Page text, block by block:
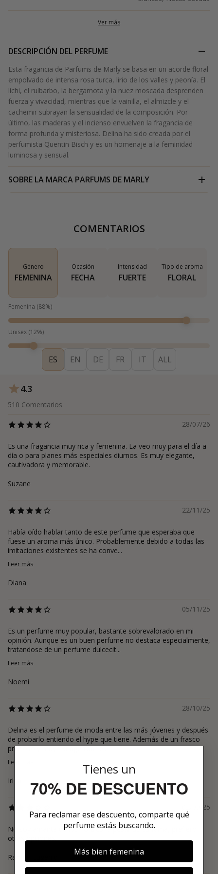
Ver más
DESCRIPCIÓN DEL PERFUME
Esta fragancia de Parfums de Marly se basa en un acorde floral
empolvado de intensa rosa turca, lirio de los valles y peonía. El
lichi, el ruibarbo, la bergamota y la nuez moscada desprenden
fuerza y vivacidad, mientras que la vainilla, el almizcle y el
cachemir subrayan la sensualidad de la composición. Por
último, las maderas y el incienso envuelven la fragancia de
forma profunda y misteriosa. Delina ha sido creada por el
perfumista Quentin Bisch y es un homenaje a la feminidad
luminosa y sensual.
SOBRE LA MARCA PARFUMS DE MARLY
COMENTARIOS
Género
FEMENINA
Ocasión
FECHA
Intensidad
FUERTE
Tipo de aroma
FLORAL
Femenina (88%)
Unisex (12%)
ES EN DE FR IT ALL
4.3
510 Comentarios
28/07/26
Es una fragancia muy rica y femenina. La veo muy para el día a
día o para planes más especiales diurnos. Es muy elegante,
cautivadora y memorable.
Suzane
22/11/25
Había oído hablar tanto de este perfume que esperaba que
fuese un aroma más único. Probablemente debido a todas las
imitaciones existentes se ha conve...
Leer más
Diana
05/11/25
Es un perfume muy popular, bastante sobrevalorado en mi
opinión. Aunque es un buen perfume no destaca especialmente,
tratandose de un perfume dulcecit...
Leer más
Noemi
28/10/25
Delina es el perfume de moda entre las más jóvenes y después
de probarlo entiendo el hype que tiene. Además de un frasco
precioso y muy "Bridgerton" e...
Leer más
Irina
02/09/25
No soy amante de los florales, a pesar de su fama, prefiero
otras opciones.
Ramon Eugenio
Tienes un
70% DE DESCUENTO
Para reclamar ese descuento, comparte qué
perfume estás buscando.
Más bien femenina